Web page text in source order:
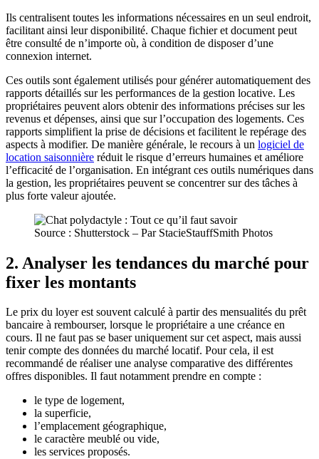
Ils centralisent toutes les informations nécessaires en un seul endroit,
facilitant ainsi leur disponibilité. Chaque fichier et document peut
être consulté de n’importe où, à condition de disposer d’une
connexion internet.
Ces outils sont également utilisés pour générer automatiquement des
rapports détaillés sur les performances de la gestion locative. Les
propriétaires peuvent alors obtenir des informations précises sur les
revenus et dépenses, ainsi que sur l’occupation des logements. Ces
rapports simplifient la prise de décisions et facilitent le repérage des
aspects à modifier. De manière générale, le recours à un logiciel de
location saisonnière réduit le risque d’erreurs humaines et améliore
l’efficacité de l’organisation. En intégrant ces outils numériques dans
la gestion, les propriétaires peuvent se concentrer sur des tâches à
plus forte valeur ajoutée.
Source : Shutterstock – Par StacieStauffSmith Photos
2. Analyser les tendances du marché pour
fixer les montants
Le prix du loyer est souvent calculé à partir des mensualités du prêt
bancaire à rembourser, lorsque le propriétaire a une créance en
cours. Il ne faut pas se baser uniquement sur cet aspect, mais aussi
tenir compte des données du marché locatif. Pour cela, il est
recommandé de réaliser une analyse comparative des différentes
offres disponibles. Il faut notamment prendre en compte :
le type de logement,
la superficie,
l’emplacement géographique,
le caractère meublé ou vide,
les services proposés.